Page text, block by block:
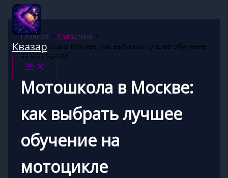
Перейти
содержимому
Квазар
Главная
Галактики
Мотошкола в Москве: как выбрать лучшее обучение
на мотоцикле
Мотошкола в Москве:
как выбрать лучшее
обучение на
мотоцикле